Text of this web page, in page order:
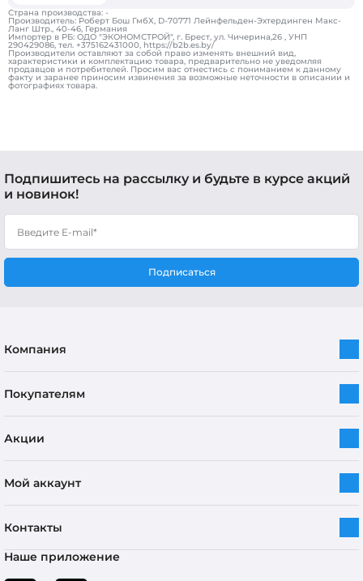
Страна производства: -
Производитель: Роберт Бош ГмбХ, D-70771 Лейнфельден-Эхтердинген Макс-
Ланг Штр., 40-46, Германия
Импортер в РБ: ОДО "ЭКОНОМСТРОЙ", г. Брест, ул. Чичерина,26 , УНП
290429086, тел. +375162431000, https://b2b.es.by/
Производители оставляют за собой право изменять внешний вид,
характеристики и комплектацию товара, предварительно не уведомляя
продавцов и потребителей. Просим вас отнестись с пониманием к данному
факту и заранее приносим извинения за возможные неточности в описании и
фотографиях товара.
Подпишитесь на рассылку и будьте в курсе акций
и новинок!
Подписаться
Компания
Покупателям
Акции
Мой аккаунт
Контакты
Наше приложение